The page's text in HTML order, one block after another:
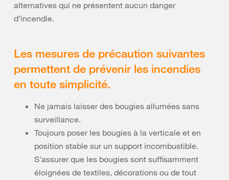
alternatives qui ne présentent aucun danger
d’incendie.
Les mesures de précaution suivantes
permettent de prévenir les incendies
en toute simplicité.
Ne jamais laisser des bougies allumées sans
surveillance.
Toujours poser les bougies à la verticale et en
position stable sur un support incombustible.
S’assurer que les bougies sont suffisamment
éloignées de textiles, décorations ou de tout